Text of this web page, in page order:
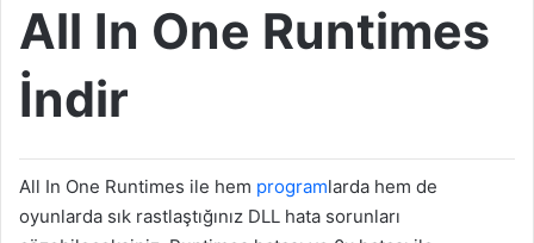
All In One Runtimes
İndir
All In One Runtimes ile hem programlarda hem de
oyunlarda sık rastlaştığınız DLL hata sorunları